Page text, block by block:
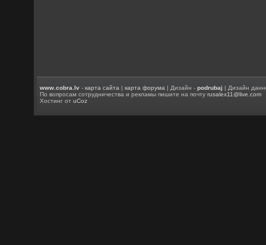
www.cobra.lv -карта сайта |карта форума | Дизайн -podrubaj | Дизайн
По вопросам сотрудничества и рекламы пишите на почтуrusalex11@live.com
Хостинг отuCoz